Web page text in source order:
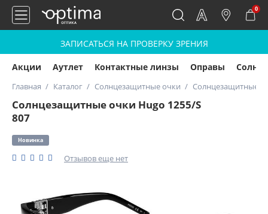
0
ЗАПИСАТЬСЯ НА ПРОВЕРКУ ЗРЕНИЯ
Акции Аутлет Контактные линзы Оправы
Главная Каталог Солнцезащитные очки Солнцезащитные
Солнцезащитные очки Hugo 1255/S
807
Новинка
Отзывов еще нет